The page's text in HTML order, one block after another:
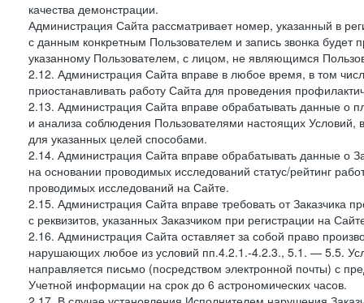
качества демонстрации.
Администрация Сайта рассматривает номер, указанный в
с данным конкретным Пользователем и запись звонка будет
указанному Пользователем, с лицом, не являющимся
2.12. Администрация Сайта вправе в любое время, в том
приостанавливать работу Сайта для проведения
2.13. Администрация Сайта вправе обрабатывать данные о
и анализа соблюдения Пользователями настоящих
для указанных целей способами.
2.14. Администрация Сайта вправе обрабатывать данные о
на основании проводимых исследований статус/рейтинг
проводимых исследований на Сайте.
2.15. Администрация Сайта вправе требовать от Заказчика
с реквизитов, указанных Заказчиком при регистрации на
2.16. Администрация Сайта оставляет за собой право
нарушающих любое из условий пп.4.2.1.-4.2.3., 5.1. — 5.5.
направляется письмо (посредством электронной почты) с
Учетной информации на срок до 6 астрономических часов.